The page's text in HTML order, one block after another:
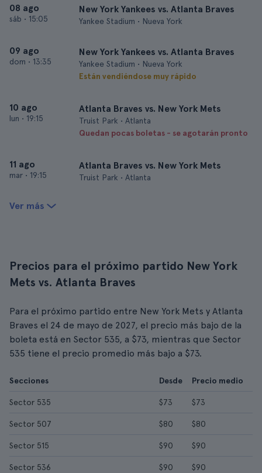
08 ago
sáb • 15:05
New York Yankees vs. Atlanta Braves
Yankee Stadium • Nueva York
09 ago
dom • 13:35
New York Yankees vs. Atlanta Braves
Yankee Stadium • Nueva York
Están vendiéndose muy rápido
10 ago
lun • 19:15
Atlanta Braves vs. New York Mets
Truist Park • Atlanta
Quedan pocas boletas - se agotarán pronto
11 ago
mar • 19:15
Atlanta Braves vs. New York Mets
Truist Park • Atlanta
Ver más
Precios para el próximo partido New York
Mets vs. Atlanta Braves
Para el próximo partido entre New York Mets y Atlanta
Braves el 24 de mayo de 2027, el precio más bajo de la
boleta está en Sector 535, a $73, mientras que Sector
535 tiene el precio promedio más bajo a $73.
Secciones Desde Precio medio
Sector 535 $73 $73
Sector 507 $80 $80
Sector 515 $90 $90
Sector 536 $90 $90